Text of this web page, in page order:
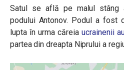
Satul se află pe malul stâng
podului Antonov. Podul a fost
lupta în urma căreiaucrainenii
partea din dreapta Niprului a